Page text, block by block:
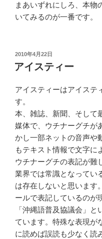
まあいずれにしろ、本物
いてみるのが一番です。
投
稿
日:
2010年4月22日
アイスティー
アイスティーはアイステ
す。
本、雑誌、新聞、そして
媒体で、ウチナーグチが
かし一部ネットの音声や
もテキスト情報で文字に
ウチナーグチの表記が難
業界では常識となってい
は存在しないと思います
ールで表記しているのが
「沖縄語普及協議会」
ています。特殊な表現が
に読めば誤読も少なく読